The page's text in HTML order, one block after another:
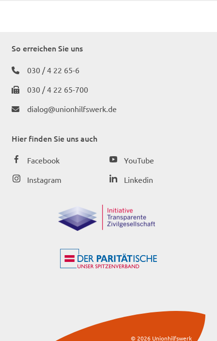
So erreichen Sie uns
030 / 4 22 65-6
030 / 4 22 65-700
dialog@unionhilfswerk.de
Hier finden Sie uns auch
Facebook
Instagram
YouTube
Linkedin
© 2026 Unionhilfswerk